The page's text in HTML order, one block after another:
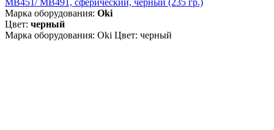
Марка оборудования: Oki
Цвет: черный
Марка оборудования: Oki Цвет: черный